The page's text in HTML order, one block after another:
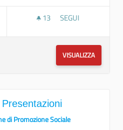
13 13 SOSTENITORI
SEGUI
VISUALIZZA
di Promozione Sociale